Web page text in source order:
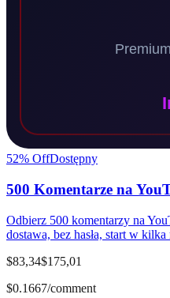
52% OffDostępny
500 Komentarze na
Odbierz 500 komentarzy na
dostawa, bez hasła, start w kilka
$83,34$175,01
$0.1667/comment